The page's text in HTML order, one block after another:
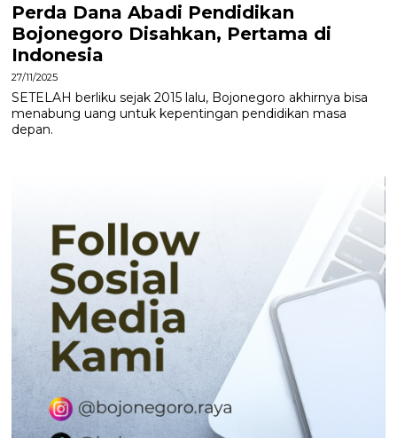
Perda Dana Abadi Pendidikan
Bojonegoro Disahkan, Pertama di
Indonesia
27/11/2025
SETELAH berliku sejak 2015 lalu, Bojonegoro akhirnya bisa
menabung uang untuk kepentingan pendidikan masa
depan.